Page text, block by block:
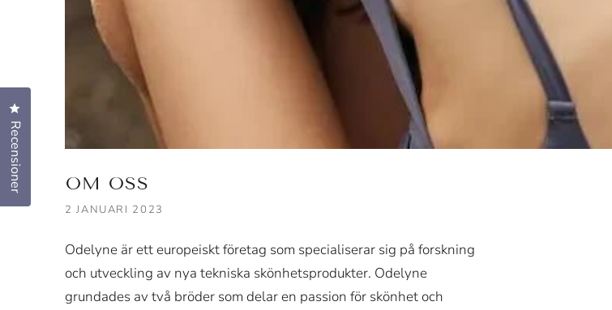
OM OSS
2 JANUARI 2023
Odelyne är ett europeiskt företag som specialiserar sig på forskning
och utveckling av nya tekniska skönhetsprodukter. Odelyne
grundades av två bröder som delar en passion för skönhet och
Recensioner
Klicka för att öppna recensionsdialogen